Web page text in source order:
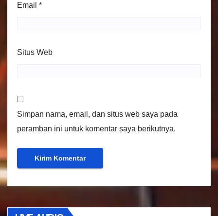
Email *
Situs Web
Simpan nama, email, dan situs web saya pada
peramban ini untuk komentar saya berikutnya.